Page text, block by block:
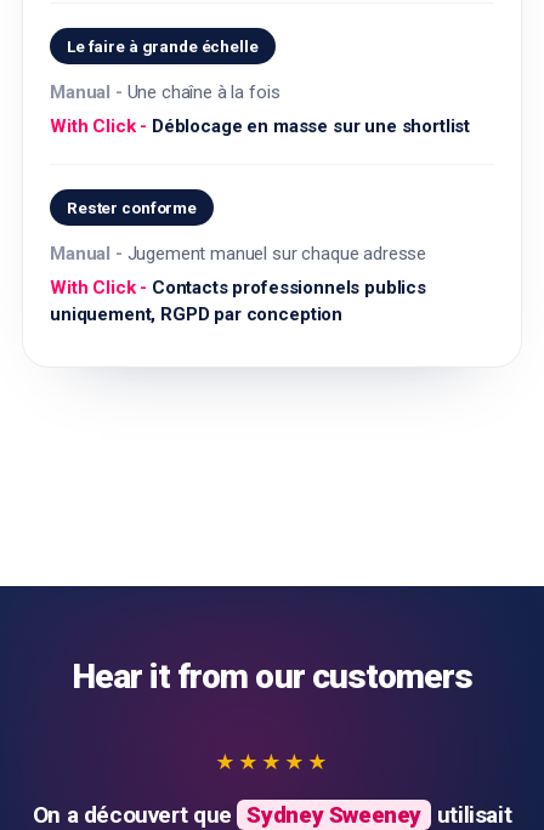
Le faire à grande échelle
Une chaîne à la fois
Déblocage en masse sur une shortlist
Rester conforme
Jugement manuel sur chaque adresse
Contacts professionnels publics
uniquement, RGPD par conception
Hear it from our customers
★★★★★
On a découvert que Sydney Sweeney
utilisait